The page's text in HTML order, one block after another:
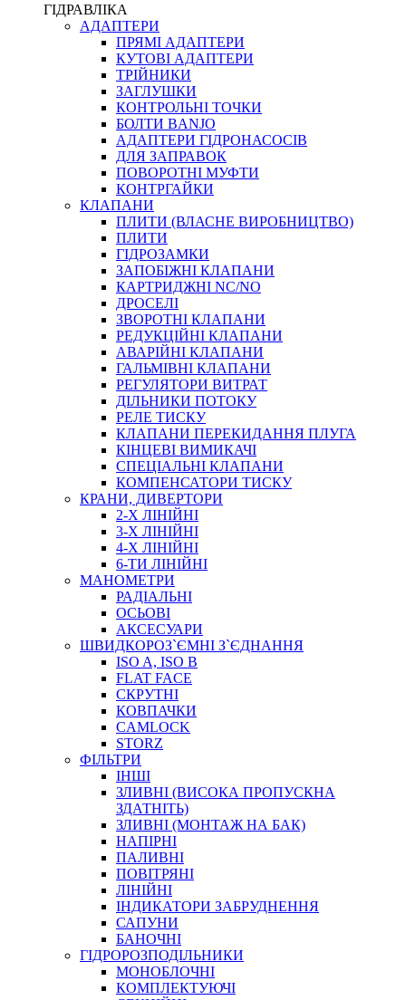
ФІТИНГИ ДІАГНОСТИЧНІ
АКСЕСУАРИ
ТРУБКИ ТА КОМПЛЕКТУЮЧІ
ФІТИНГИ ГІДРАВЛІЧНІ
ФІТИНГИ КОНДИЦІОНЕРНІ
ЗАХИСТ РУКАВІВ
ФІТИНГИ KARCHER
ФІТИНГИ НА ПІДЙОМ КАБІНИ
КОНЕКТОРИ
ХОМУТИ
ЧЕРВ`ЯЧНІ
ПРУЖИННІ
НЕЙЛОНОВІ
ПРОРЕЗИНЕНІ
АВТОТОВАРИ
АВТОХІМІЯ
ДОМКРАТИ
НАБОРИ ЗАПОБІЖНИКІВ, КЛЕМ, АКСЕСУАРІВ
НАСОСИ, КОМПРЕСОРИ, МАНОМЕТРИ
ПАСТА, АНТИСЕПТИК
ІНСТРУМЕНТ
САДОВИЙ ІНВЕНТАР
ЕЛЕКТРИЧНІ ПРИЛАДИ
ПАЛЬНИКИ, ПАЯЛЬНИКИ, ПАЯЛЬНІ ЛАМПИ
ІНСТРУМЕНТИ ДЛЯ ЕЛЕКТРИКА
ЕЛЕКТРОІНСТРУМЕНТИ
ЗАМКИ І КОМПЛЕКТУЮЧІ
ІНСТРУМЕНТИ ДЛЯ ЗВАРЮВАННЯ, АКСЕСУАРИ
ГІДРАВЛІКА
АДАПТЕРИ
ПРЯМІ АДАПТЕРИ
КУТОВІ АДАПТЕРИ
ТРІЙНИКИ
ЗАГЛУШКИ
КОНТРОЛЬНІ ТОЧКИ
БОЛТИ BANJO
АДАПТЕРИ ГІДРОНАСОСІВ
ДЛЯ ЗАПРАВОК
ПОВОРОТНІ МУФТИ
КОНТРГАЙКИ
КЛАПАНИ
ПЛИТИ (ВЛАСНЕ ВИРОБНИЦТВО)
ПЛИТИ
ГІДРОЗАМКИ
ЗАПОБІЖНІ КЛАПАНИ
КАРТРИДЖНІ NC/NO
ДРОСЕЛІ
ЗВОРОТНІ КЛАПАНИ
РЕДУКЦІЙНІ КЛАПАНИ
АВАРІЙНІ КЛАПАНИ
ГАЛЬМІВНІ КЛАПАНИ
РЕГУЛЯТОРИ ВИТРАТ
ДІЛЬНИКИ ПОТОКУ
РЕЛЕ ТИСКУ
КЛАПАНИ ПЕРЕКИДАННЯ ПЛУГА
КІНЦЕВІ ВИМИКАЧІ
СПЕЦІАЛЬНІ КЛАПАНИ
КОМПЕНСАТОРИ ТИСКУ
КРАНИ, ДИВЕРТОРИ
2-Х ЛІНІЙНІ
3-Х ЛІНІЙНІ
4-Х ЛІНІЙНІ
6-ТИ ЛІНІЙНІ
МАНОМЕТРИ
РАДІАЛЬНІ
ОСЬОВІ
АКСЕСУАРИ
ШВИДКОРОЗ`ЄМНІ З`ЄДНАННЯ
ISO A, ISO B
FLAT FACE
СКРУТНІ
КОВПАЧКИ
CAMLOCK
STORZ
ФІЛЬТРИ
ІНШІ
ЗЛИВНІ (ВИСОКА ПРОПУСКНА
ЗДАТНІТЬ)
ЗЛИВНІ (МОНТАЖ НА БАК)
НАПІРНІ
ПАЛИВНІ
ПОВІТРЯНІ
ЛІНІЙНІ
ІНДИКАТОРИ ЗАБРУДНЕННЯ
САПУНИ
БАНОЧНІ
ГІДРОРОЗПОДІЛЬНИКИ
МОНОБЛОЧНІ
КОМПЛЕКТУЮЧІ